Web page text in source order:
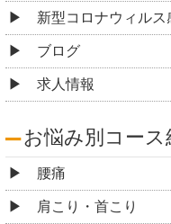
新型コロナウィル
ブログ
求人情報
お悩み別コース
腰痛
肩こり・首こり